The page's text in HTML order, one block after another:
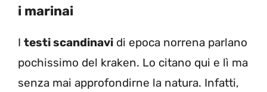
i marinai
I testi scandinavi di epoca norrena parlano
pochissimo del kraken. Lo citano qui e lì ma
senza mai approfondirne la natura. Infatti,